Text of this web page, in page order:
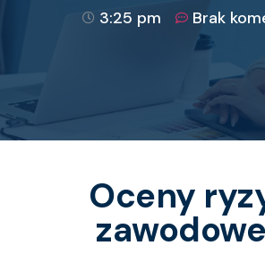
3:25 pm
Brak
Oceny